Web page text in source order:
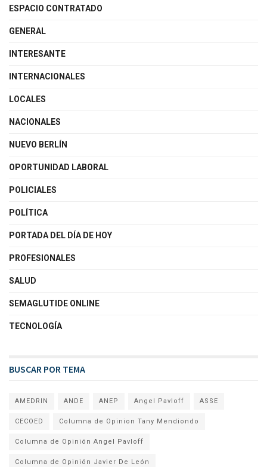
ESPACIO CONTRATADO
GENERAL
INTERESANTE
INTERNACIONALES
LOCALES
NACIONALES
NUEVO BERLÍN
OPORTUNIDAD LABORAL
POLICIALES
POLÍTICA
PORTADA DEL DÍA DE HOY
PROFESIONALES
SALUD
SEMAGLUTIDE ONLINE
TECNOLOGÍA
BUSCAR POR TEMA
AMEDRIN ANDE ANEP Angel Pavloff ASSE
CECOED Columna de Opinion Tany Mendiondo
Columna de Opinión Angel Pavloff
Columna de Opinión Javier De León